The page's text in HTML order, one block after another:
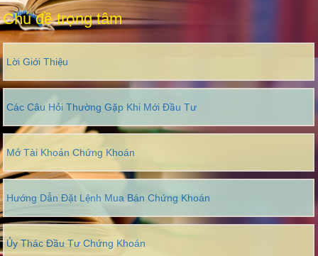
Chủ đề trọng tâm
Lời Giới Thiệu
Các Câu Hỏi Thường Gặp Khi Mới Đầu Tư
Mở Tài Khoản Chứng Khoán
Hướng Dẫn Đặt Lệnh Mua Bán Chứng Khoán
Ủy Thác Đầu Tư Chứng Khoán